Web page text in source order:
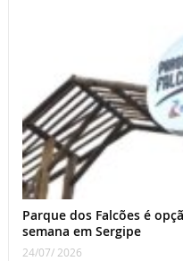
Parque dos Falcões é
semana em Sergipe
24/07/ 2026